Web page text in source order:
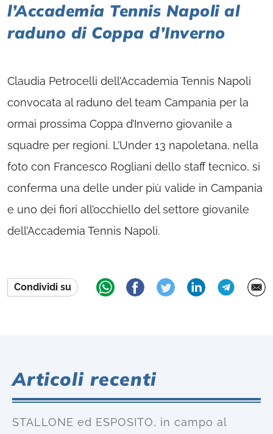
l’Accademia Tennis Napoli al
raduno di Coppa d’Inverno
Claudia Petrocelli dell’Accademia Tennis Napoli
convocata al raduno del team Campania per la
ormai prossima Coppa d’Inverno giovanile a
squadre per regioni. L’Under 13 napoletana, nella
foto con Francesco Rogliani dello staff tecnico, si
conferma una delle under più valide in Campania
e uno dei fiori all’occhiello del settore giovanile
dell’Accademia Tennis Napoli.
Condividi su
Articoli recenti
STALLONE ed ESPOSITO, in campo al